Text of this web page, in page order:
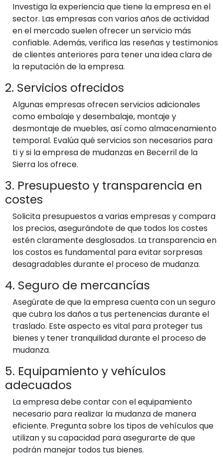
Investiga la experiencia que tiene la empresa en el
sector. Las empresas con varios años de actividad
en el mercado suelen ofrecer un servicio más
confiable. Además, verifica las reseñas y testimonios
de clientes anteriores para tener una idea clara de
la reputación de la empresa.
2. Servicios ofrecidos
Algunas empresas ofrecen servicios adicionales
como embalaje y desembalaje, montaje y
desmontaje de muebles, así como almacenamiento
temporal. Evalúa qué servicios son necesarios para
ti y si la empresa de mudanzas en Becerril de la
Sierra los ofrece.
3. Presupuesto y transparencia en
costes
Solicita presupuestos a varias empresas y compara
los precios, asegurándote de que todos los costes
estén claramente desglosados. La transparencia en
los costos es fundamental para evitar sorpresas
desagradables durante el proceso de mudanza.
4. Seguro de mercancías
Asegúrate de que la empresa cuenta con un seguro
que cubra los daños a tus pertenencias durante el
traslado. Este aspecto es vital para proteger tus
bienes y tener tranquilidad durante el proceso de
mudanza.
5. Equipamiento y vehículos
adecuados
La empresa debe contar con el equipamiento
necesario para realizar la mudanza de manera
eficiente. Pregunta sobre los tipos de vehículos que
utilizan y su capacidad para asegurarte de que
podrán manejar todos tus bienes.